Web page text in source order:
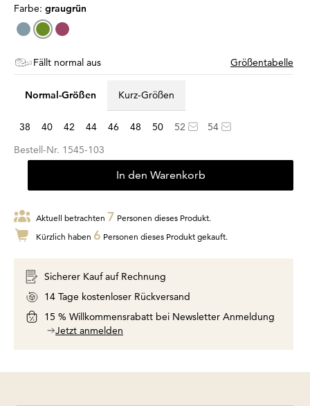
Farbe: graugrün
Fällt normal aus Größentabelle
Normal-Größen Kurz-Größen
38 40 42 44 46 48 50 52
54
Bestell-Nr. 1545-103
In den Warenkorb
Aktuell betrachten 7 Personen dieses Produkt.
Kürzlich haben 6 Personen dieses Produkt gekauft.
Sicherer Kauf auf Rechnung
14 Tage kostenloser Rückversand
15 % Willkommensrabatt bei Newsletter Anmeldung
Jetzt anmelden